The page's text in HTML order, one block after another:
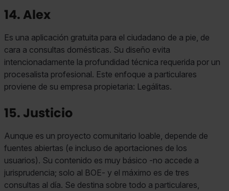
14. Alex
Es una aplicación gratuita para el ciudadano de a pie, de
cara a consultas domésticas. Su diseño evita
intencionadamente la profundidad técnica requerida por un
procesalista profesional. Este enfoque a particulares
proviene de su empresa propietaria: Legálitas.
15. Justicio
Aunque es un proyecto comunitario loable, depende de
fuentes abiertas (e incluso de aportaciones de los
usuarios). Su contenido es muy básico -no accede a
jurisprudencia; solo al BOE- y el máximo es de tres
consultas al día. Se destina sobre todo a particulares,